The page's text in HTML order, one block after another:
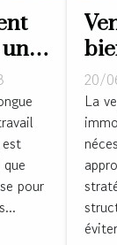
?pour
?
20/
La